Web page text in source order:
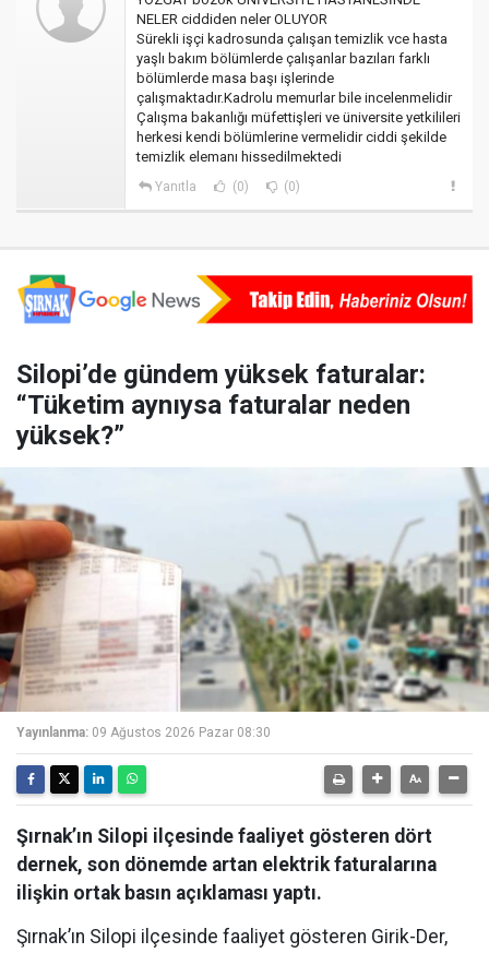
NELER ciddiden neler OLUYOR
Sürekli işçi kadrosunda çalışan temizlik vce hasta
yaşlı bakım bölümlerde çalışanlar bazıları farklı
bölümlerde masa başı işlerinde
çalışmaktadır.Kadrolu memurlar bile incelenmelidir
Çalışma bakanlığı müfettişleri ve üniversite yetkilileri
herkesi kendi bölümlerine vermelidir ciddi şekilde
temizlik elemanı hissedilmektedi
Yanıtla (0) (0)
Silopi’de gündem yüksek faturalar:
“Tüketim aynıysa faturalar neden
yüksek?”
Yayınlanma: 09 Ağustos 2026 Pazar 08:30
Şırnak’ın Silopi ilçesinde faaliyet gösteren dört
dernek, son dönemde artan elektrik faturalarına
ilişkin ortak basın açıklaması yaptı.
Şırnak’ın Silopi ilçesinde faaliyet gösteren Girik-Der,